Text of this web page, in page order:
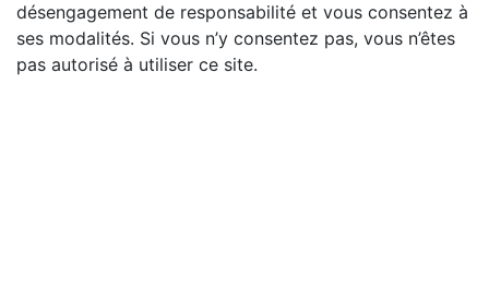
désengagement de responsabilité et vous consentez à
ses modalités. Si vous n’y consentez pas, vous n’êtes
pas autorisé à utiliser ce site.